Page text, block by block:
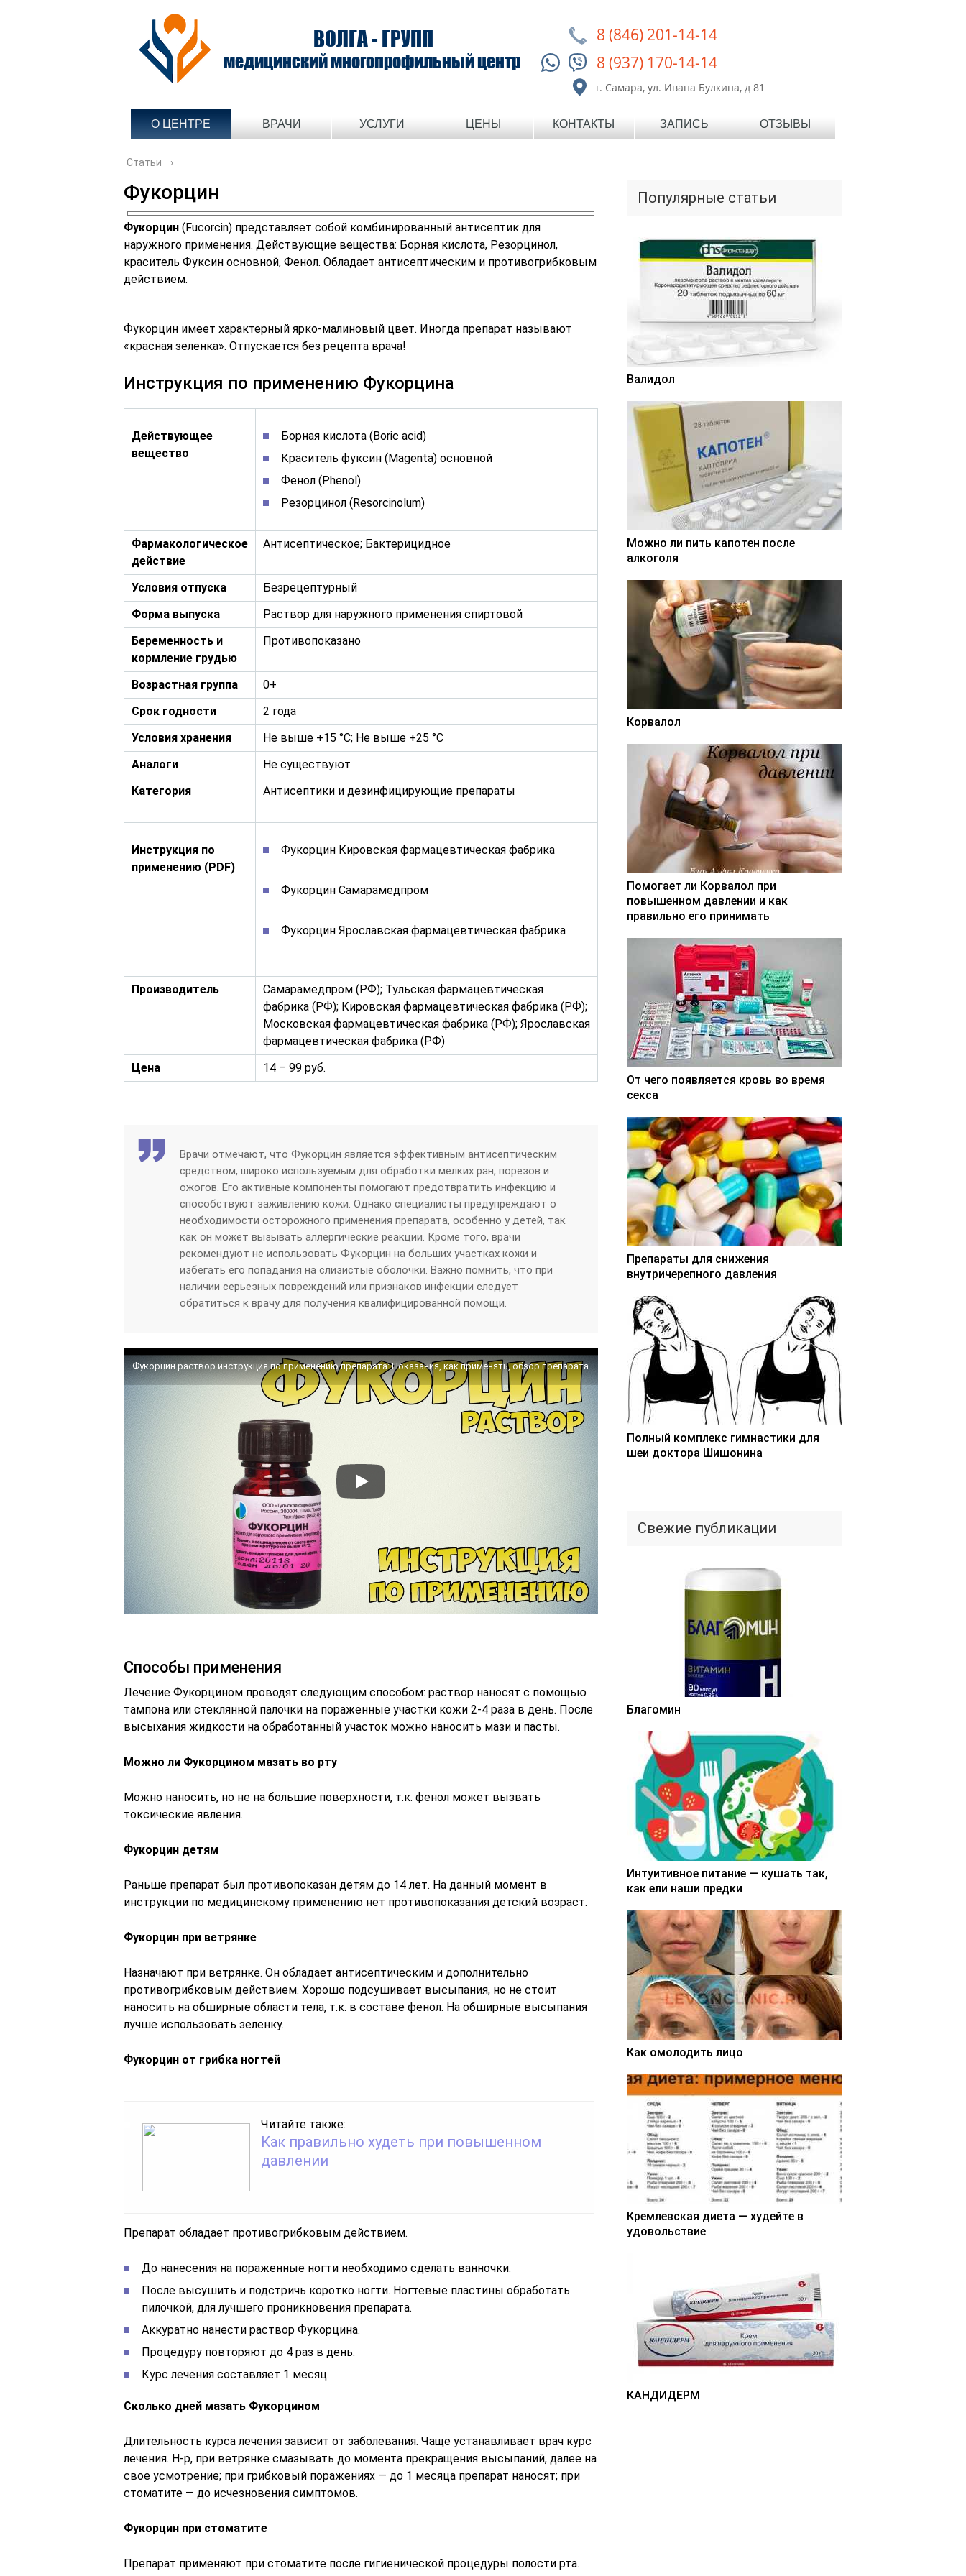
ВОЛГА - ГРУПП
медицинский многопрофильный центр
8 (846) 201-14-14
8 (937) 170-14-14
г. Самара, ул. Ивана Булкина, д 81
О ЦЕНТРЕ ВРАЧИ УСЛУГИ ЦЕНЫ КОНТАКТЫ ЗАПИСЬ ОТЗЫВЫ
Статьи ›
Фукорцин
Фукорцин (Fucorcin) представляет собой комбинированный антисептик для
наружного применения. Действующие вещества: Борная кислота, Резорцинол,
краситель Фуксин основной, Фенол. Обладает антисептическим и противогрибковым
действием.
Фукорцин имеет характерный ярко-малиновый цвет. Иногда препарат называют
«красная зеленка». Отпускается без рецепта врача!
Инструкция по применению Фукорцина
Действующее
вещество
Борная кислота (Boric acid)
Краситель фуксин (Magenta) основной
Фенол (Phenol)
Резорцинол (Resorcinolum)
Фармакологическое
действие
Антисептическое; Бактерицидное
Условия отпуска
Безрецептурный
Форма выпуска
Раствор для наружного применения спиртовой
Беременность и
кормление грудью
Противопоказано
Возрастная группа
0+
Срок годности
2 года
Условия хранения
Не выше +15 °C; Не выше +25 °C
Аналоги
Не существуют
Категория
Антисептики и дезинфицирующие препараты
Инструкция по
применению (PDF)
Фукорцин Кировская фармацевтическая фабрика
Фукорцин Самарамедпром
Фукорцин Ярославская фармацевтическая фабрика
Производитель
Самарамедпром (РФ); Тульская фармацевтическая
фабрика (РФ); Кировская фармацевтическая фабрика (РФ);
Московская фармацевтическая фабрика (РФ); Ярославская
фармацевтическая фабрика (РФ)
Цена
14 – 99 руб.
Врачи отмечают, что Фукорцин является эффективным антисептическим
средством, широко используемым для обработки мелких ран, порезов и
ожогов. Его активные компоненты помогают предотвратить инфекцию и
способствуют заживлению кожи. Однако специалисты предупреждают о
необходимости осторожного применения препарата, особенно у детей, так
как он может вызывать аллергические реакции. Кроме того, врачи
рекомендуют не использовать Фукорцин на больших участках кожи и
избегать его попадания на слизистые оболочки. Важно помнить, что при
наличии серьезных повреждений или признаков инфекции следует
обратиться к врачу для получения квалифицированной помощи.
Фукорцин раствор инструкция по применению препарата: Показания, как применять, обзор препарата
Способы применения
Лечение Фукорцином проводят следующим способом: раствор наносят с помощью
тампона или стеклянной палочки на пораженные участки кожи 2-4 раза в день. После
высыхания жидкости на обработанный участок можно наносить мази и пасты.
Можно ли Фукорцином мазать во рту
Можно наносить, но не на большие поверхности, т.к. фенол может вызвать
токсические явления.
Фукорцин детям
Раньше препарат был противопоказан детям до 14 лет. На данный момент в
инструкции по медицинскому применению нет противопоказания детский возраст.
Фукорцин при ветрянке
Назначают при ветрянке. Он обладает антисептическим и дополнительно
противогрибковым действием. Хорошо подсушивает высыпания, но не стоит
наносить на обширные области тела, т.к. в составе фенол. На обширные высыпания
лучше использовать зеленку.
Фукорцин от грибка ногтей
Читайте также:
Как правильно худеть при повышенном
давлении
Препарат обладает противогрибковым действием.
До нанесения на пораженные ногти необходимо сделать ванночки.
После высушить и подстричь коротко ногти. Ногтевые пластины обработать
пилочкой, для лучшего проникновения препарата.
Аккуратно нанести раствор Фукорцина.
Процедуру повторяют до 4 раз в день.
Курс лечения составляет 1 месяц.
Сколько дней мазать Фукорцином
Длительность курса лечения зависит от заболевания. Чаще устанавливает врач курс
лечения. Н-р, при ветрянке смазывать до момента прекращения высыпаний, далее на
свое усмотрение; при грибковый поражениях — до 1 месяца препарат наносят; при
стоматите — до исчезновения симптомов.
Фукорцин при стоматите
Препарат применяют при стоматите после гигиенической процедуры полости рта.
Популярные статьи
Валидол
Можно ли пить капотен после
алкоголя
Корвалол
Помогает ли Корвалол при
повышенном давлении и как
правильно его принимать
От чего появляется кровь во время
секса
Препараты для снижения
внутричерепного давления
Полный комплекс гимнастики для
шеи доктора Шишонина
Свежие публикации
Благомин
Интуитивное питание — кушать так,
как ели наши предки
Как омолодить лицо
Кремлевская диета — худейте в
удовольствие
КАНДИДЕРМ